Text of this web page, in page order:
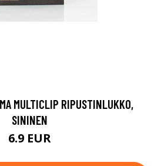
MULTICLIP RIPUSTINLUKKO,
SININEN
6.9 EUR